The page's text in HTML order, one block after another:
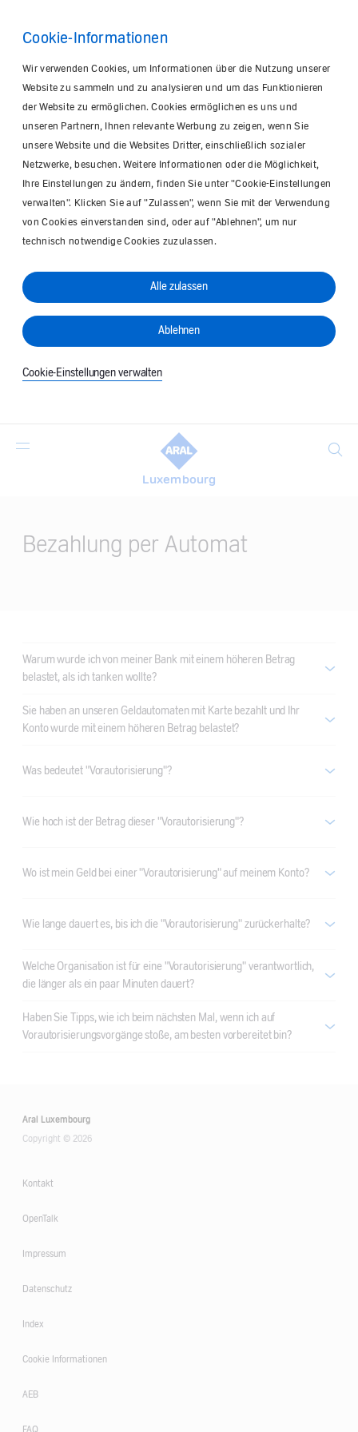
Cookie-Informationen
Wir verwenden Cookies, um Informationen über die Nutzung unserer
Website zu sammeln und zu analysieren und um das Funktionieren
der Website zu ermöglichen. Cookies ermöglichen es uns und
unseren Partnern, Ihnen relevante Werbung zu zeigen, wenn Sie
unsere Website und die Websites Dritter, einschließlich sozialer
Netzwerke, besuchen. Weitere Informationen oder die Möglichkeit,
Ihre Einstellungen zu ändern, finden Sie unter "Cookie-Einstellungen
verwalten". Klicken Sie auf "Zulassen", wenn Sie mit der Verwendung
von Cookies einverstanden sind, oder auf "Ablehnen", um nur
technisch notwendige Cookies zuzulassen.
Alle zulassen
Ablehnen
Cookie-Einstellungen verwalten
Luxembourg
Suche
Bezahlung per Automat
Warum wurde ich von meiner Bank mit einem höheren Betrag
belastet, als ich tanken wollte?
Sie haben an unseren Geldautomaten mit Karte bezahlt und Ihr
Konto wurde mit einem höheren Betrag belastet?
Was bedeutet "Vorautorisierung"?
Wie hoch ist der Betrag dieser "Vorautorisierung"?
Wo ist mein Geld bei einer "Vorautorisierung" auf meinem Konto?
Wie lange dauert es, bis ich die "Vorautorisierung" zurückerhalte?
Welche Organisation ist für eine "Vorautorisierung" verantwortlich,
die länger als ein paar Minuten dauert?
Haben Sie Tipps, wie ich beim nächsten Mal, wenn ich auf
Vorautorisierungsvorgänge stoße, am besten vorbereitet bin?
Aral Luxembourg
Copyright © 2026
Kontakt
OpenTalk
Impressum
Datenschutz
Index
Cookie Informationen
AEB
FAQ